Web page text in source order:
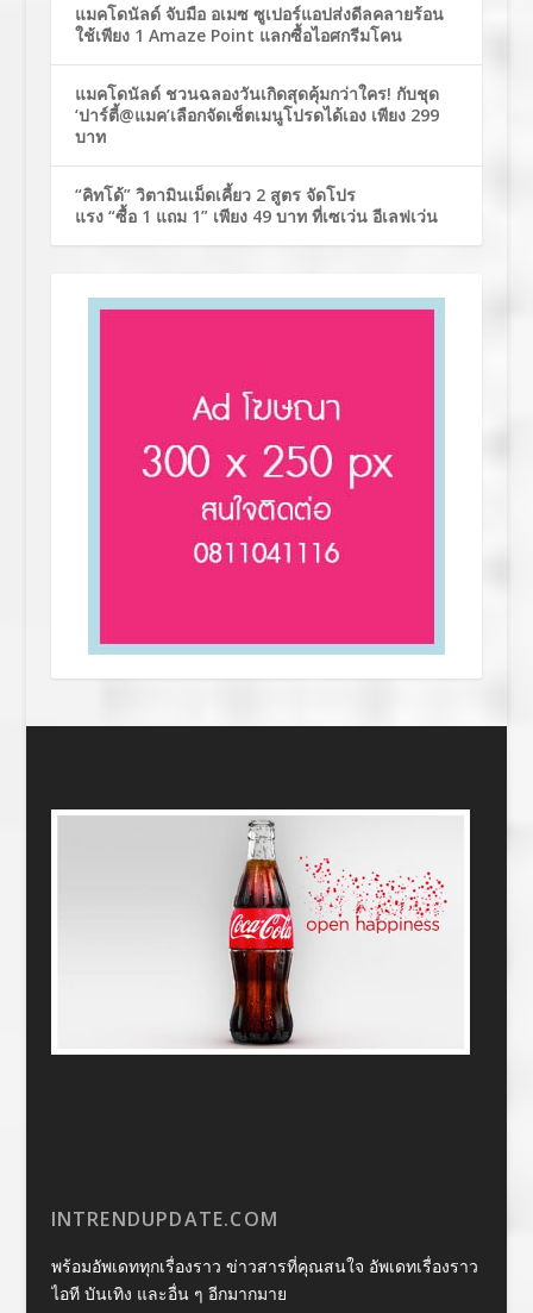
แมคโดนัลด์ จับมือ อเมซ ซูเปอร์แอปส่งดีลคลายร้อน
ใช้เพียง 1 Amaze Point แลกซื้อไอศกรีมโคน
แมคโดนัลด์ ชวนฉลองวันเกิดสุดคุ้มกว่าใคร! กับชุด
‘ปาร์ตี้@แมค’เลือกจัดเซ็ตเมนูโปรดได้เอง เพียง 299
บาท
“คิทโด้” วิตามินเม็ดเคี้ยว 2 สูตร จัดโปร
แรง “ซื้อ 1 แถม 1” เพียง 49 บาท ที่เซเว่น อีเลฟเว่น
INTRENDUPDATE.COM
พร้อมอัพเดททุกเรื่องราว ข่าวสารที่คุณสนใจ อัพเดทเรื่องราว
ไอที บันเทิง และอื่น ๆ อีกมากมาย